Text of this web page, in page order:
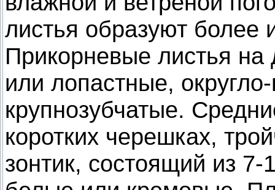
листья образуют более
Прикорневые листья
или лопастные,
крупнозубчатые.
коротких черешках,
зонтик, состоящий из 7-